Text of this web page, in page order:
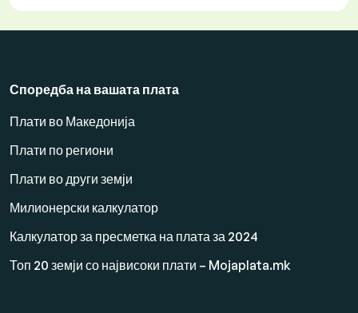
Споредба на вашата плата
Плати во Македонија
Плати по региони
Плати во други земји
Милионерски калкулатор
Калкулатор за пресметка на плата за 2024
Топ 20 земји со највисоки плати – Mojaplata.mk